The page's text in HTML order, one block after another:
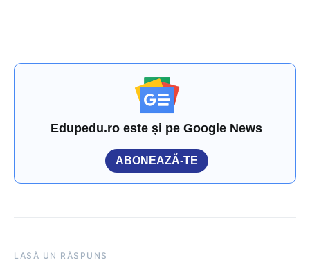
Edupedu.ro este și pe Google News
ABONEAZĂ-TE
LASĂ UN RĂSPUNS